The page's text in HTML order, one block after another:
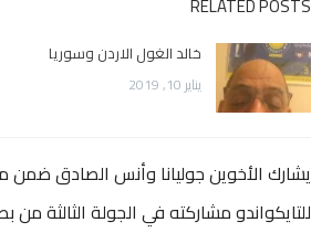
خالد الغول الاردن وسوريا
يناير 10, 2019